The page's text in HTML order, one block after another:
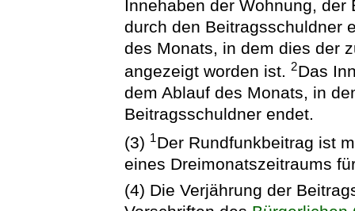
Innehaben der Wohnung,
durch den Beitragsschuldner
des Monats, in dem dies der
angezeigt worden ist.2Das
dem Ablauf des Monats, in
Beitragsschuldner endet.
(3) 1Der Rundfunkbeitrag ist
eines Dreimonatszeitraums
(4) Die Verjährung der